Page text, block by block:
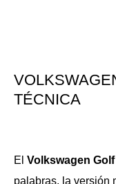
TÉCNICA
El Volkswagen Golf
palabras, la versión